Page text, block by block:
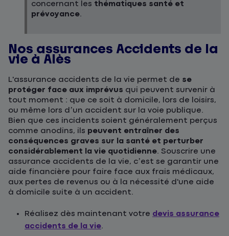
concernant les thématiques santé et
prévoyance.
Nos assurances Accidents de la
vie à Alès
L'assurance accidents de la vie permet de se
protéger face aux imprévus qui peuvent survenir à
tout moment : que ce soit à domicile, lors de loisirs,
ou même lors d’un accident sur la voie publique.
Bien que ces incidents soient généralement perçus
comme anodins, ils peuvent entraîner des
conséquences graves sur la santé et perturber
considérablement la vie quotidienne. Souscrire une
assurance accidents de la vie, c’est se garantir une
aide financière pour faire face aux frais médicaux,
aux pertes de revenus ou à la nécessité d'une aide
à domicile suite à un accident.
Réalisez dès maintenant votre devis assurance
accidents de la vie.